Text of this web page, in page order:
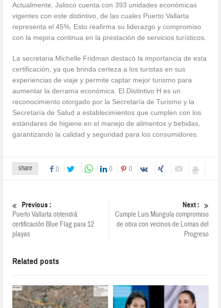
Actualmente, Jalisco cuenta con 393 unidades económicas
vigentes con este distintivo, de las cuales Puerto Vallarta
representa el 45%. Esto reafirma su liderazgo y compromiso
con la mejora continua en la prestación de servicios turísticos.
La secretaria Michelle Fridman destacó la importancia de esta
certificación, ya que brinda certeza a los turistas en sus
experiencias de viaje y permite captar mejor turismo para
aumentar la derrama económica. El Distintivo H es un
reconocimiento otorgado por la Secretaría de Turismo y la
Secretaría de Salud a establecimientos que cumplen con los
estándares de higiene en el manejo de alimentos y bebidas,
garantizando la calidad y seguridad para los consumidores.
share 0 0 0
Previous :
Puerto Vallarta obtendrá
certificación Blue Flag para 12
playas
Next :
Cumple Luis Munguía compromiso
de obra con vecinos de Lomas del
Progreso
Related posts